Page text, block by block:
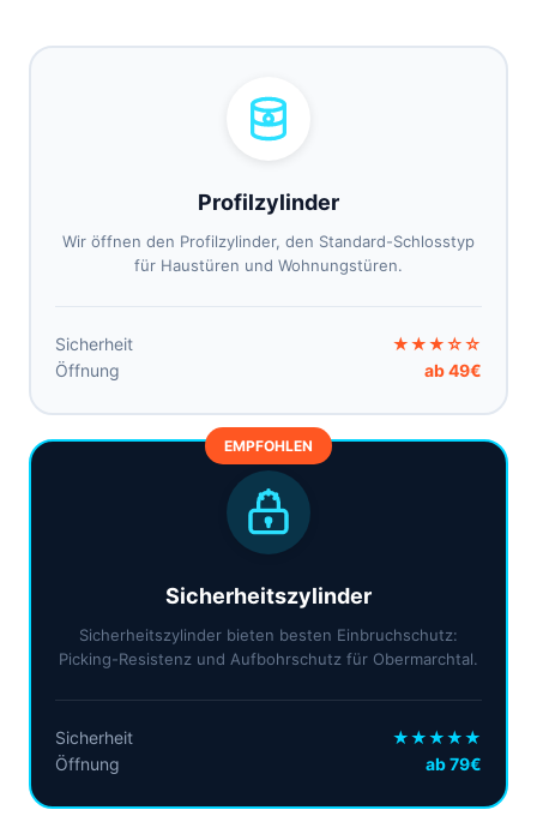
Profilzylinder
Wir öffnen den Profilzylinder, den Standard-Schlosstyp
für Haustüren und Wohnungstüren.
Sicherheit
★★★☆☆
Öffnung
ab 49€
EMPFOHLEN
Sicherheitszylinder
Sicherheitszylinder bieten besten Einbruchschutz:
Picking-Resistenz und Aufbohrschutz für Obermarchtal.
Sicherheit
★★★★★
Öffnung
ab 79€